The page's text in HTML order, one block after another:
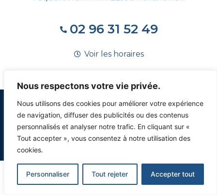
Nous respectons votre vie privée.
Nous utilisons des cookies pour améliorer votre expérience
de navigation, diffuser des publicités ou des contenus
personnalisés et analyser notre trafic. En cliquant sur «
Tout accepter », vous consentez à notre utilisation des
cookies.
Personnaliser Tout rejeter Accepter tout
02 96 31 52 49
Voir les horaires
© 2023, tous droits réservés –Mentions légales– Politique de
confidentialité